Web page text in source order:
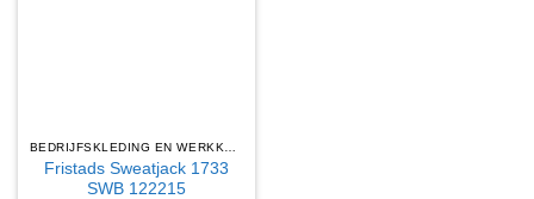
Fristads Sweatjack 1733
SWB 122215